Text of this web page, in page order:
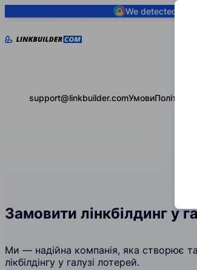
We detected you
support@linkbuilder.comУмовиПолітика
Замовити лінкбілдинг у
Ми — надійна компанія, яка створює та
лікбілдінгу у галузі лотерей.